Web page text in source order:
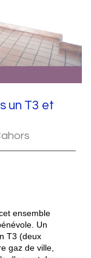
un T3 et
ensemble
Un
T3 (deux
gaz de ville,